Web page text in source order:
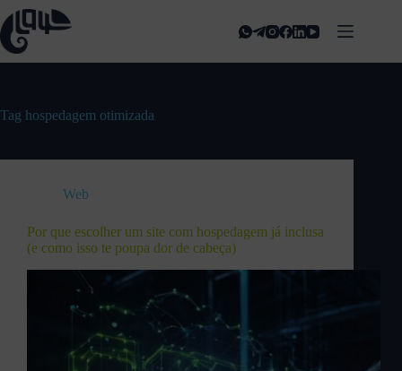
Tag hospedagem otimizada
Web
Por que escolher um site com hospedagem já inclusa
(e como isso te poupa dor de cabeça)